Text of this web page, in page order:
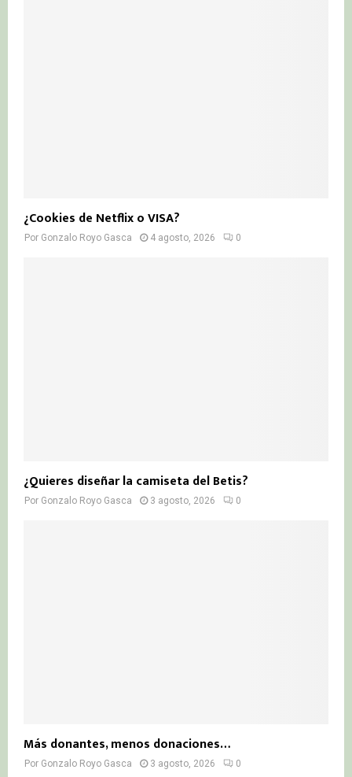
¿Cookies de Netflix o VISA?
Por Gonzalo Royo Gasca 4 agosto, 2026 0
¿Quieres diseñar la camiseta del Betis?
Por Gonzalo Royo Gasca 3 agosto, 2026 0
Más donantes, menos donaciones…
Por Gonzalo Royo Gasca 3 agosto, 2026 0